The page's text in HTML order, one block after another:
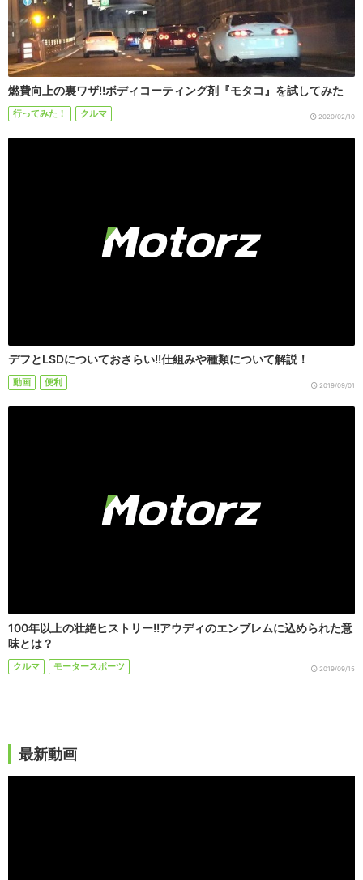
燃費向上の裏ワザ!!ボディコーティング剤『モタコ』を試してみた
行ってみた！ クルマ 2020/02/10
デフとLSDについておさらい!!仕組みや種類について解説！
動画 便利 2019/09/01
100年以上の壮絶ヒストリー!!アウディのエンブレムに込められた意
味とは？
クルマ モータースポーツ 2019/09/15
最新動画